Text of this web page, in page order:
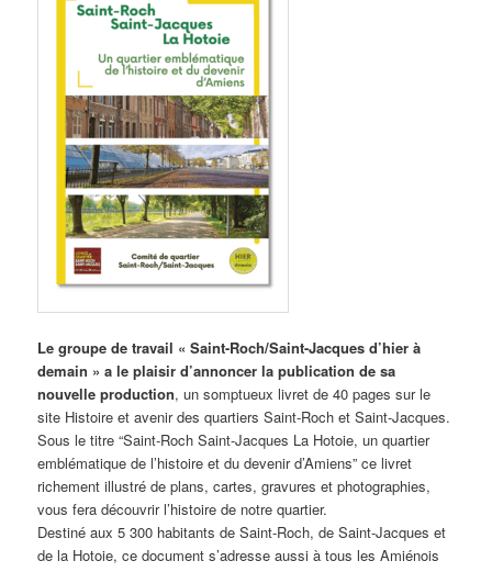
Le groupe de travail « Saint-Roch/Saint-Jacques d’hier à
demain » a le plaisir d’annoncer la publication de sa
nouvelle production, un somptueux livret de 40 pages sur le
site Histoire et avenir des quartiers Saint-Roch et Saint-Jacques.
Sous le titre “Saint-Roch Saint-Jacques La Hotoie, un quartier
emblématique de l’histoire et du devenir d’Amiens” ce livret
richement illustré de plans, cartes, gravures et photographies,
vous fera découvrir l’histoire de notre quartier.
Destiné aux 5 300 habitants de Saint-Roch, de Saint-Jacques et
de la Hotoie, ce document s’adresse aussi à tous les Amiénois